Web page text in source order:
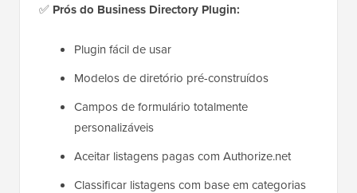
✅ Prós do Business Directory Plugin:
Plugin fácil de usar
Modelos de diretório pré-construídos
Campos de formulário totalmente
personalizáveis
Aceitar listagens pagas com Authorize.net
Classificar listagens com base em categorias